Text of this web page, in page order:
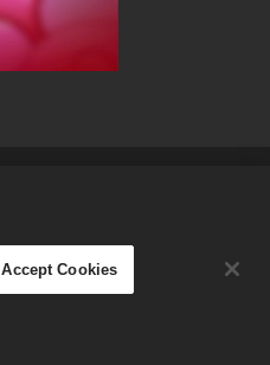
Accept Cookies